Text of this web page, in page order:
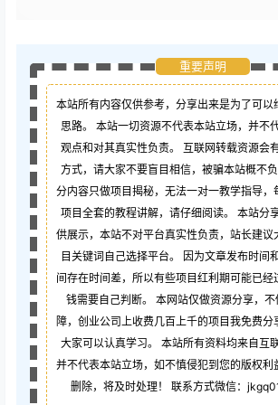
重要声明
本站所有内容仅供参考，分享出来是为了可以
思路。 本站一切资源不代表本站立场，并不
观点和对其真实性负责。 互联网转载资源会
方式，请大家不要盲目相信，被骗本站概不
分内容只做项目揭秘，无法一对一教学指导，
项目全套的教程讲解，请仔细阅读。 本站分
供展示，本站不对平台真实性负责，站长建议
目关键词自己选择平台。 因为文章发布时间
间存在时间差，所以有些项目红利期可能已经
钱需要自己判断。 本网站仅做资源分享，
障，创业公司上收费几百上千的项目我免费分
大家可以认真学习。 本站所有资料均来自互
并不代表本站立场，如不慎侵犯到您的版权利
删除，将及时处理！ 联系方式微信：